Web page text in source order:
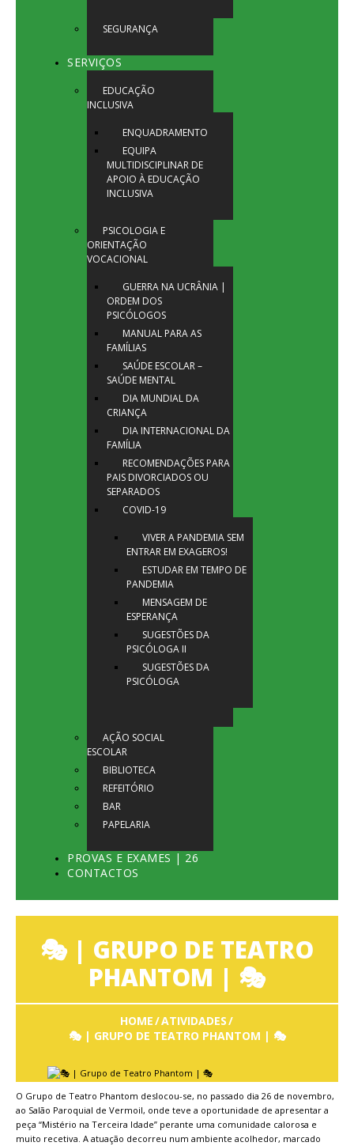
SEGURANÇA
SERVIÇOS
EDUCAÇÃO
INCLUSIVA
ENQUADRAMENTO
EQUIPA
MULTIDISCIPLINAR DE
APOIO À EDUCAÇÃO
INCLUSIVA
PSICOLOGIA E
ORIENTAÇÃO
VOCACIONAL
GUERRA NA UCRÂNIA |
ORDEM DOS
PSICÓLOGOS
MANUAL PARA AS
FAMÍLIAS
SAÚDE ESCOLAR –
SAÚDE MENTAL
DIA MUNDIAL DA
CRIANÇA
DIA INTERNACIONAL DA
FAMÍLIA
RECOMENDAÇÕES PARA
PAIS DIVORCIADOS OU
SEPARADOS
COVID-19
VIVER A PANDEMIA SEM
ENTRAR EM EXAGEROS!
ESTUDAR EM TEMPO DE
PANDEMIA
MENSAGEM DE
ESPERANÇA
SUGESTÕES DA
PSICÓLOGA II
SUGESTÕES DA
PSICÓLOGA
AÇÃO SOCIAL
ESCOLAR
BIBLIOTECA
REFEITÓRIO
BAR
PAPELARIA
PROVAS E EXAMES | 26
CONTACTOS
🎭 | GRUPO DE TEATRO
PHANTOM | 🎭
HOME ATIVIDADES
🎭 | GRUPO DE TEATRO PHANTOM | 🎭
O Grupo de Teatro Phantom deslocou-se, no passado dia 26 de novembro,
ao Salão Paroquial de Vermoil, onde teve a oportunidade de apresentar a
peça “Mistério na Terceira Idade” perante uma comunidade calorosa e
muito recetiva. A atuação decorreu num ambiente acolhedor, marcado